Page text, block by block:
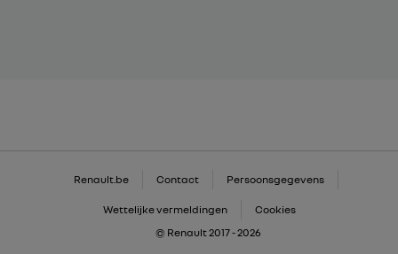
Renault.be Contact Persoonsgegevens
Wettelijke vermeldingen
Cookies
© Renault 2017 - 2026